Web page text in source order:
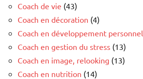
Coach de vie (43)
Coach en décoration (4)
Coach en développement personnel
Coach en gestion du stress (13)
Coach en image, relooking (13)
Coach en nutrition (14)